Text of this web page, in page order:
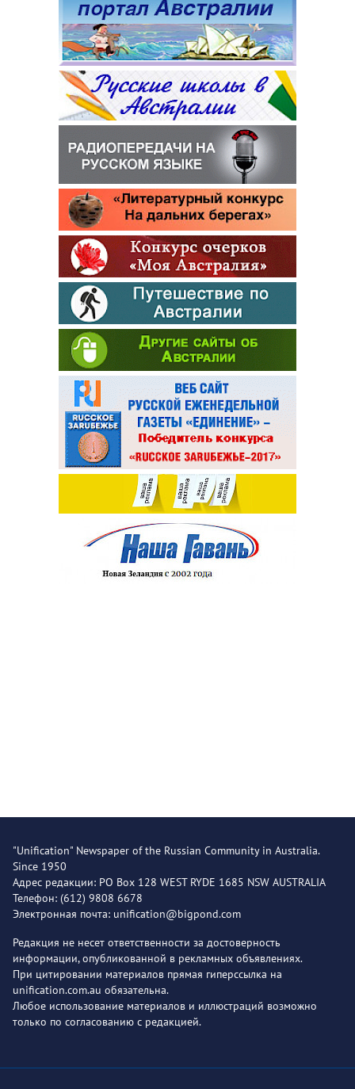
"Unification" Newspaper of the Russian Community in Australia.
Since 1950
Адрес редакции: PO Box 128 WEST RYDE 1685 NSW AUSTRALIA
Телефон: (612) 9808 6678
Электронная почта: unification@bigpond.com
Редакция не несет ответственности за достоверность
информации, опубликованной в рекламных объявлениях.
При цитировании материалов прямая гиперссылка на
unification.com.au обязательна.
Любое использование материалов и иллюстраций возможно
только по согласованию с редакцией.